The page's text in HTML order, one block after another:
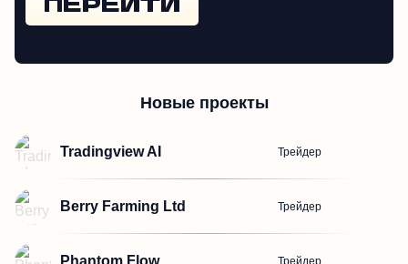
Новые проекты
Tradingview AI Трейдер
Berry Farming Ltd Трейдер
Phantom Flow Трейдер